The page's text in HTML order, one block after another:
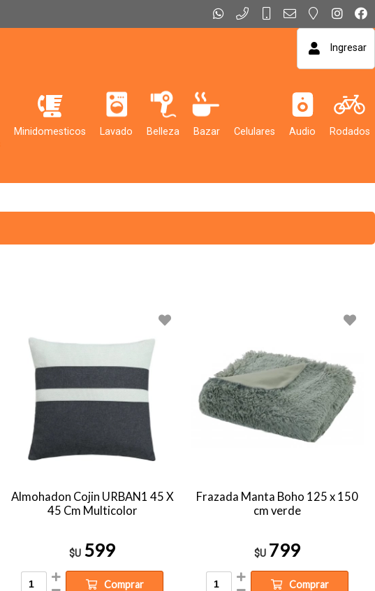
Ingresar
Minidomesticos Lavado Belleza Bazar Celulares Audio Rodados
Almohadon Cojin URBAN1 45 X
45 Cm Multicolor
$U 599
Comprar
Frazada Manta Boho 125 x 150
cm verde
$U 799
Comprar